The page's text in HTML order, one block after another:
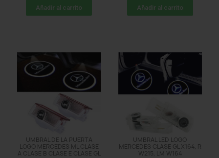
acquistato: 5 times
Añadir al carrito
acquistato: 5 times
Añadir al carrito
UMBRAL DE LA PUERTA
LOGO MERCEDES ML CLASE
A CLASE B CLASE E CLASE GL
UMBRAL LED LOGO
MERCEDES CLASE GL X164, R
W215, LM W164